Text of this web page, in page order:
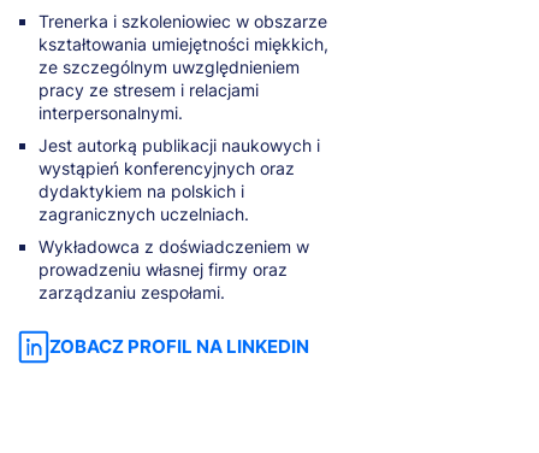
Trenerka i szkoleniowiec w obszarze
kształtowania umiejętności miękkich,
ze szczególnym uwzględnieniem
pracy ze stresem i relacjami
interpersonalnymi.
Jest autorką publikacji naukowych i
wystąpień konferencyjnych oraz
dydaktykiem na polskich i
zagranicznych uczelniach.
Wykładowca z doświadczeniem w
prowadzeniu własnej firmy oraz
zarządzaniu zespołami.
ZOBACZ PROFIL NA LINKEDIN